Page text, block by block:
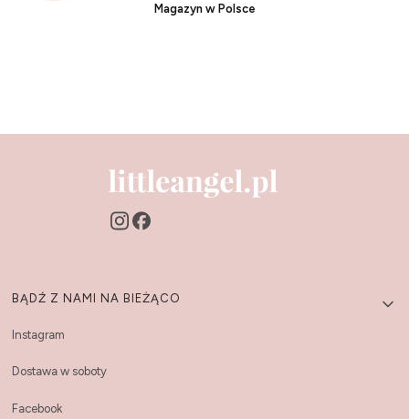
Magazyn w Polsce
Linki w stopce
BĄDŹ Z NAMI NA BIEŻĄCO
Instagram
Dostawa w soboty
Facebook